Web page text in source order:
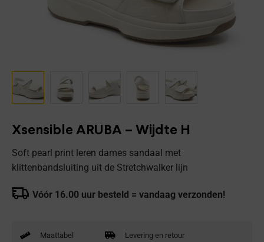
Xsensible ARUBA – Wijdte H
Soft pearl print leren dames sandaal met
klittenbandsluiting uit de Stretchwalker lijn
Vóór 16.00 uur besteld = vandaag verzonden!
Maattabel Levering en retour